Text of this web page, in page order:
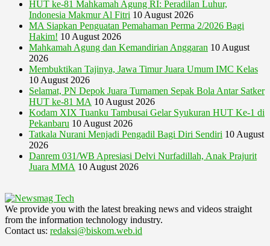
HUT ke-81 Mahkamah Agung RI: Peradilan Luhur,
Indonesia Makmur Al Fitri 10 August 2026
MA Siapkan Penguatan Pemahaman Perma 2/2026 Bagi
Hakim! 10 August 2026
Mahkamah Agung dan Kemandirian Anggaran 10 August
2026
Membuktikan Tajinya, Jawa Timur Juara Umum IMC Kelas
10 August 2026
Selamat, PN Depok Juara Turnamen Sepak Bola Antar Satker
HUT ke-81 MA 10 August 2026
Kodam XIX Tuanku Tambusai Gelar Syukuran HUT Ke-1 di
Pekanbaru 10 August 2026
Tatkala Nurani Menjadi Pengadil Bagi Diri Sendiri 10 August
2026
Danrem 031/WB Apresiasi Delvi Nurfadillah, Anak Prajurit
Juara MMA 10 August 2026
We provide you with the latest breaking news and videos straight
from the information technology industry.
Contact us: redaksi@biskom.web.id